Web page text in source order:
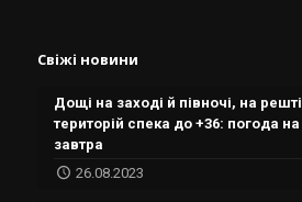
Свіжі новини
Дощі на заході й півночі, на решті
територій спека до +36: погода на
завтра
26.08.2023